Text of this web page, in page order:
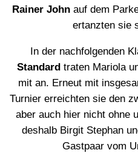
Rainer John auf dem
ertanzten sie
In der nachfolgenden
Standard traten Mariola
mit an. Erneut mit
Turnier erreichten sie den
aber auch hier nicht ohne
deshalb Birgit Stephan
Gastpaar vom